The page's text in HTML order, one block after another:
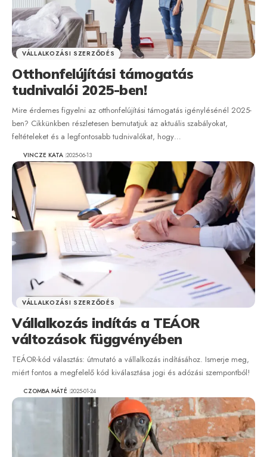
VÁLLALKOZÁSI SZERZŐDÉS
Otthonfelújítási támogatás
tudnivalói 2025-ben!
Mire érdemes figyelni az otthonfelújítási támogatás igénylésénél 2025-
ben? Cikkünkben részletesen bemutatjuk az aktuális szabályokat,
feltételeket és a legfontosabb tudnivalókat, hogy…
VINCZE KATA 2025-06-13
VÁLLALKOZÁSI SZERZŐDÉS
Vállalkozás indítás a TEÁOR
változások függvényében
TEÁOR-kód választás: útmutató a vállalkozás indításához. Ismerje meg,
miért fontos a megfelelő kód kiválasztása jogi és adózási szempontból!
CZOMBA MÁTÉ 2025-01-24